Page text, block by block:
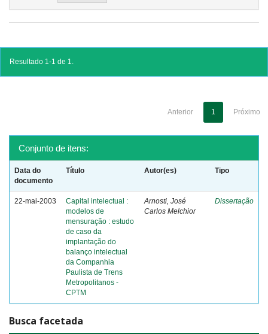
Resultado 1-1 de 1.
Anterior 1 Próximo
Conjunto de itens:
Data do
documento
Título Autor(es) Tipo
22-mai-2003
Capital intelectual :
modelos de
mensuração : estudo
de caso da
implantação do
balanço intelectual
da Companhia
Paulista de Trens
Metropolitanos -
CPTM
Arnosti, José
Carlos Melchior
Dissertação
Busca facetada